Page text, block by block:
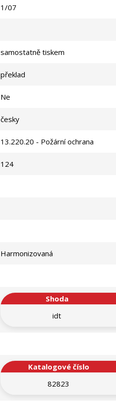
1/07
samostatně tiskem
překlad
Ne
česky
13.220.20 - Požární ochrana
124
Harmonizovaná
Shoda
idt
Katalogové číslo
82823